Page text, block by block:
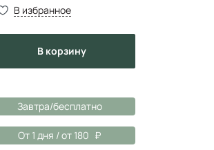
В избранное
в корзину
Завтра/бесплатно
От 1 дня / от 180